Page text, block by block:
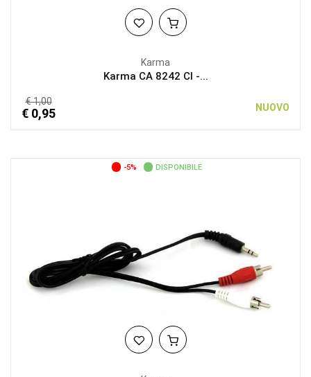
Karma
Karma CA 8242 CI -...
€ 1,00
€ 0,95 NUOVO
-5% DISPONIBILE